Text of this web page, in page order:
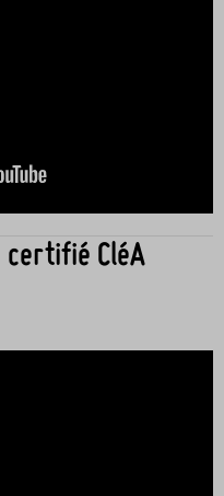
certifié CléA